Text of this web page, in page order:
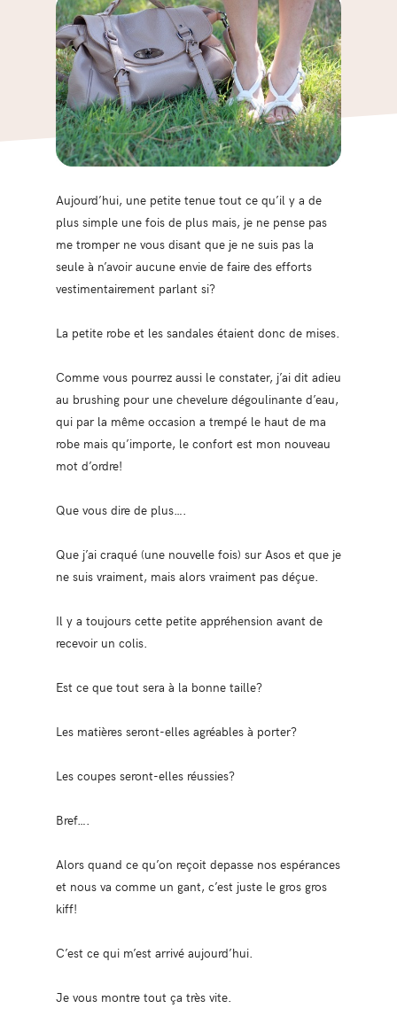
Aujourd’hui, une petite tenue tout ce qu’il y a de
plus simple une fois de plus mais, je ne pense pas
me tromper ne vous disant que je ne suis pas la
seule à n’avoir aucune envie de faire des efforts
vestimentairement parlant si?
La petite robe et les sandales étaient donc de mises.
Comme vous pourrez aussi le constater, j’ai dit adieu
au brushing pour une chevelure dégoulinante d’eau,
qui par la même occasion a trempé le haut de ma
robe mais qu’importe, le confort est mon nouveau
mot d’ordre!
Que vous dire de plus….
Que j’ai craqué (une nouvelle fois) sur Asos et que je
ne suis vraiment, mais alors vraiment pas déçue.
Il y a toujours cette petite appréhension avant de
recevoir un colis.
Est ce que tout sera à la bonne taille?
Les matières seront-elles agréables à porter?
Les coupes seront-elles réussies?
Bref….
Alors quand ce qu’on reçoit depasse nos espérances
et nous va comme un gant, c’est juste le gros gros
kiff!
C’est ce qui m’est arrivé aujourd’hui.
Je vous montre tout ça très vite.